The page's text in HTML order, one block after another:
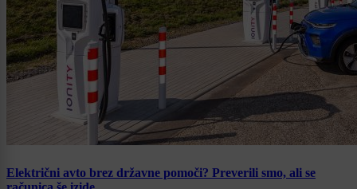
Električni avto brez državne pomoči? Preverili smo, ali se